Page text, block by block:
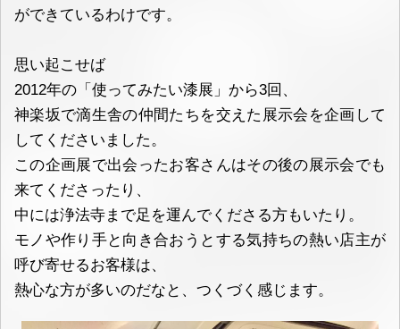
ができているわけです。
思い起こせば
2012年の「使ってみたい漆展」から3回、
神楽坂で滴生舎の仲間たちを交えた展示会を企画して
してくださいました。
この企画展で出会ったお客さんはその後の展示会でも
来てくださったり、
中には浄法寺まで足を運んでくださる方もいたり。
モノや作り手と向き合おうとする気持ちの熱い店主が
呼び寄せるお客様は、
熱心な方が多いのだなと、つくづく感じます。